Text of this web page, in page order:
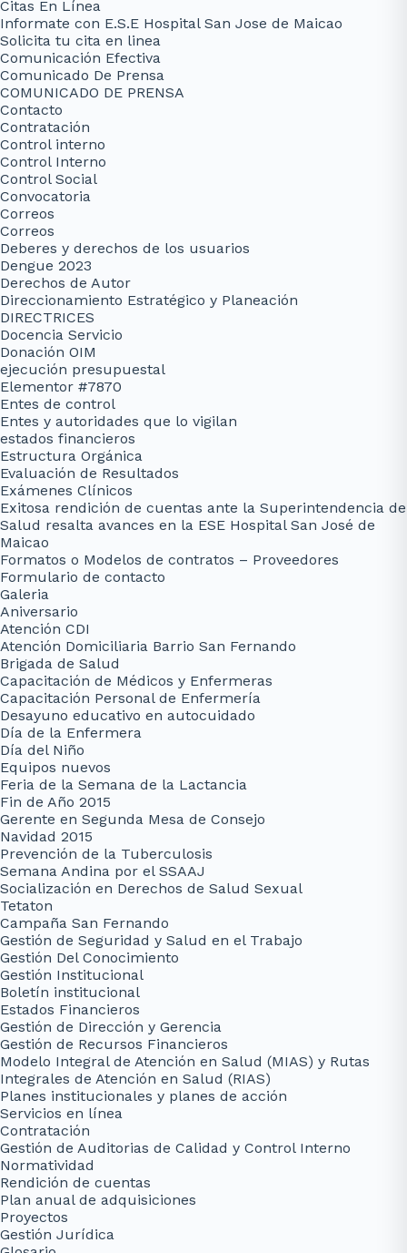
Citas En Línea
Informate con E.S.E Hospital San Jose de Maicao
Solicita tu cita en linea
Comunicación Efectiva
Comunicado De Prensa
COMUNICADO DE PRENSA
Contacto
Contratación
Control interno
Control Interno
Control Social
Convocatoria
Correos
Correos
Deberes y derechos de los usuarios
Dengue 2023
Derechos de Autor
Direccionamiento Estratégico y Planeación
DIRECTRICES
Docencia Servicio
Donación OIM
ejecución presupuestal
Elementor #7870
Entes de control
Entes y autoridades que lo vigilan
estados financieros
Estructura Orgánica
Evaluación de Resultados
Exámenes Clínicos
Exitosa rendición de cuentas ante la Superintendencia de
Salud resalta avances en la ESE Hospital San José de
Maicao
Formatos o Modelos de contratos – Proveedores
Formulario de contacto
Galeria
Aniversario
Atención CDI
Atención Domiciliaria Barrio San Fernando
Brigada de Salud
Capacitación de Médicos y Enfermeras
Capacitación Personal de Enfermería
Desayuno educativo en autocuidado
Día de la Enfermera
Día del Niño
Equipos nuevos
Feria de la Semana de la Lactancia
Fin de Año 2015
Gerente en Segunda Mesa de Consejo
Navidad 2015
Prevención de la Tuberculosis
Semana Andina por el SSAAJ
Socialización en Derechos de Salud Sexual
Tetaton
Campaña San Fernando
Gestión de Seguridad y Salud en el Trabajo
Gestión Del Conocimiento
Gestión Institucional
Boletín institucional
Estados Financieros
Gestión de Dirección y Gerencia
Gestión de Recursos Financieros
Modelo Integral de Atención en Salud (MIAS) y Rutas
Integrales de Atención en Salud (RIAS)
Planes institucionales y planes de acción
Servicios en línea
Contratación
Gestión de Auditorias de Calidad y Control Interno
Normatividad
Rendición de cuentas
Plan anual de adquisiciones
Proyectos
Gestión Jurídica